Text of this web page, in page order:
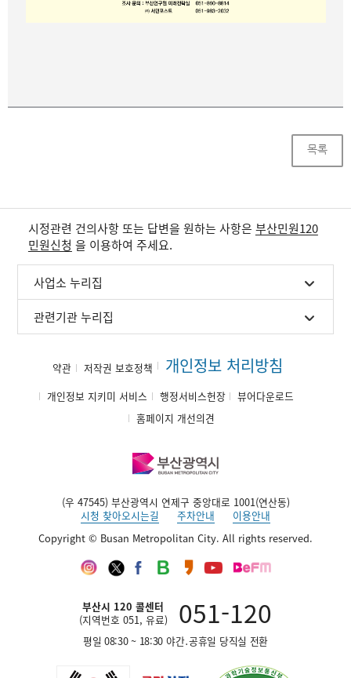
목록
시정관련 건의사항 또는 답변을 원하는 사항은 부산민원120
민원신청 을 이용하여 주세요.
사업소 누리집
관련기관 누리집
약관 저작권 보호정책 개인정보 처리방침
개인정보 지키미 서비스 행정서비스헌장
뷰어다운로드
홈페이지 개선의견
(우 47545) 부산광역시 연제구 중앙대로 1001(연산동)
시청 찾아오시는길
주차안내
이용안내
Copyright © Busan Metropolitan City. All rights reserved.
인
스
그
램
트
위
페
이
북
네
이
블
로
그
카
카
토
리
유
튜
부
산
방
송
재
부산시 120 콜센터
(지역번호 051, 유료)
051-120
평일 08:30 ~ 18:30 야간․공휴일 당직실 전환